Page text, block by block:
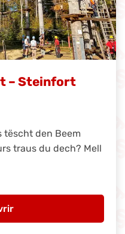
– Steinfort
tëscht den Beem
traus du dech? Mell